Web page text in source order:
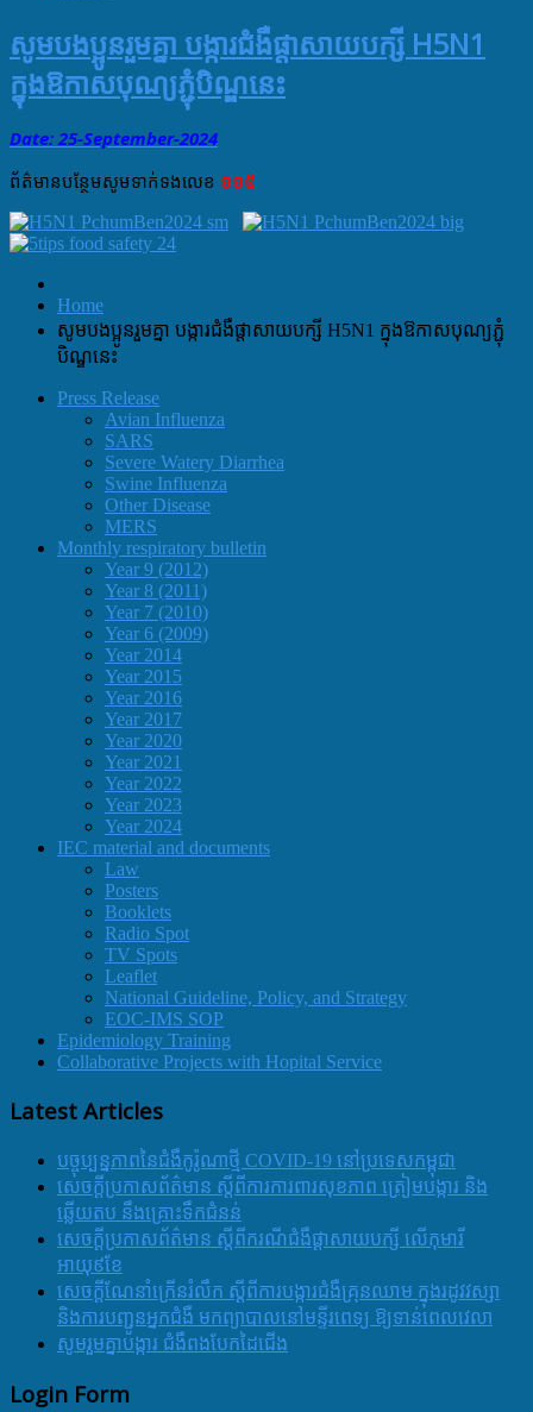
សូមបងប្អូនរួមគ្នា បង្ការជំងឺផ្តាសាយបក្សី​ H5N1
ក្នុងឱកាសបុណ្យភ្ជុំបិណ្ឌនេះ
Date: 25-September-2024
ព័ត៌មាន​បន្ថែម​សូម​ទាក់ទង​លេខ​ ១១៥
Home
សូមបងប្អូនរួមគ្នា បង្ការជំងឺផ្តាសាយបក្សី​ H5N1 ក្នុងឱកាសបុណ្យភ្ជុំ
បិណ្ឌនេះ
Press Release
Avian Influenza
SARS
Severe Watery Diarrhea
Swine Influenza
Other Disease
MERS
Monthly respiratory bulletin
Year 9 (2012)
Year 8 (2011)
Year 7 (2010)
Year 6 (2009)
Year 2014
Year 2015
Year 2016
Year 2017
Year 2020
Year 2021
Year 2022
Year 2023
Year 2024
IEC material and documents
Law
Posters
Booklets
Radio Spot
TV Spots
Leaflet
National Guideline, Policy, and Strategy
EOC-IMS SOP
Epidemiology Training
Collaborative Projects with Hopital Service
Latest Articles
បច្ចុប្បន្នភាពនៃជំងឺកូរ៉ូណាថ្មី COVID-19 នៅប្រទេសកម្ពុជា
សេចក្តីប្រកាសព័ត៌មាន ស្តីពីការការពារសុខភាព ត្រៀមបង្ការ និង
ឆ្លើយតប នឹងគ្រោះទឹកជំនន់
សេចក្តីប្រកាសព័ត៌មាន ស្តីពីករណីជំងឺផ្តាសាយបក្សី លើកុមារី
អាយុ៩ខែ
សេចក្ដីណែនាំក្រើនរំលឹក ស្ដីពីការបង្ការជំងឺគ្រុនឈាម ក្នុងរដូវវស្សា
និងការបញ្ជូនអ្នកជំងឺ មកព្យាបាលនៅមន្ទីរពេទ្យ ឱ្យទាន់ពេលវេលា
សូមរួមគ្នាបង្ការ ជំងឺពងបែកដៃជើង
Login Form